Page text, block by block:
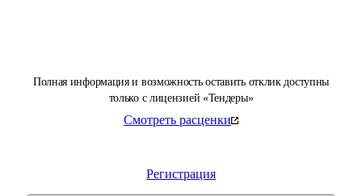
Полная информация и возможность оставить отклик доступны
только с лицензией «Тендеры»
Смотреть расценки
Регистрация